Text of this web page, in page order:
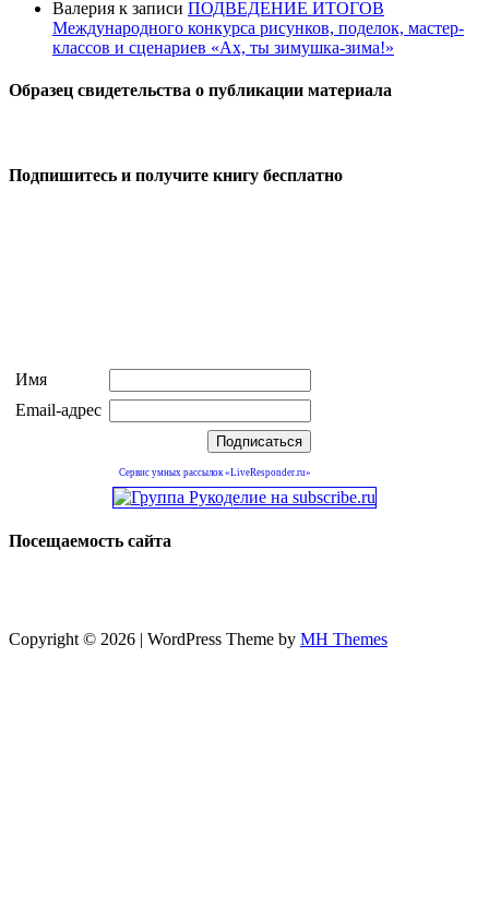
Валерия к записи ПОДВЕДЕНИЕ ИТОГОВ
Международного конкурса рисунков, поделок, мастер-
классов и сценариев «Ах, ты зимушка-зима!»
Образец свидетельства о публикации материала
Подпишитесь и получите книгу бесплатно
Имя
Email-адрес
Сервис умных рассылок «LiveResponder.ru»
Посещаемость сайта
Copyright © 2026 | WordPress Theme by MH Themes